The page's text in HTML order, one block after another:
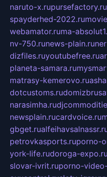
naruto-x.rupursefactory.ru
spayderhed-2022.ru
webamator.ruma-
nv-750.runews-plain.ru
dizfiles.ruyoutubefree.ru
planeta-samara.ru
matrasy-kemerovo.ru
dotcustoms.ru
narasimha.ru
newsplain.rucardvoice.ru
gbget.ru
petrovkasports.ruporno-
york-life.rudoroga-expo.ru
slovar-ivrit.ruporno-